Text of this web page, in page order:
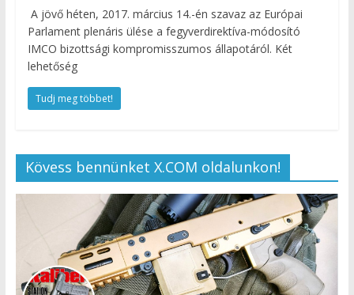
A jövő héten, 2017. március 14.-én szavaz az Európai
Parlament plenáris ülése a fegyverdirektíva-módosító
IMCO bizottsági kompromisszumos állapotáról. Két
lehetőség
Tudj meg többet!
Kövess bennünket X.COM oldalunkon!